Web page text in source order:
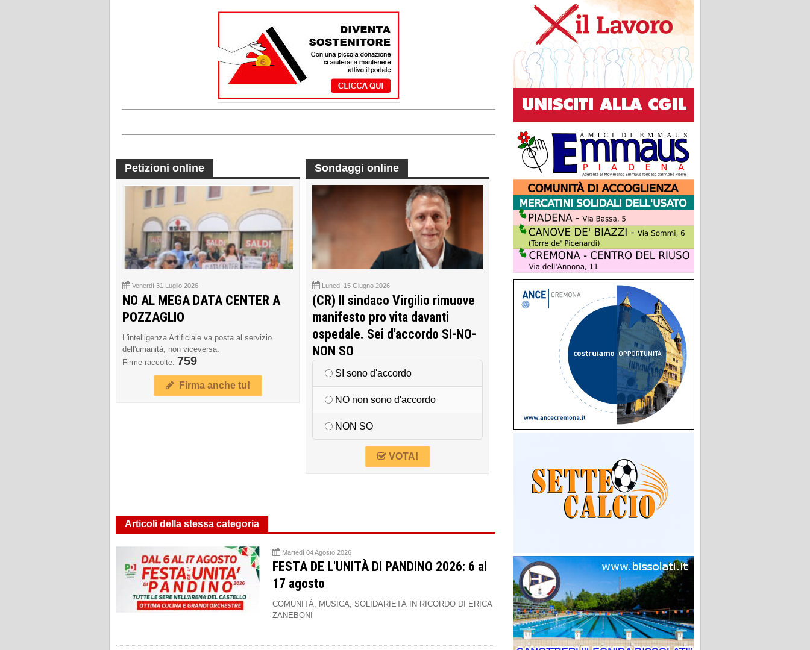
Petizioni online
Venerdì 31 Luglio 2026
NO AL MEGA DATA CENTER A
POZZAGLIO
L'intelligenza Artificiale va posta al servizio
dell'umanità, non viceversa.
Firme raccolte: 759
Firma anche tu!
Sondaggi online
Lunedì 15 Giugno 2026
(CR) Il sindaco Virgilio rimuove
manifesto pro vita davanti
ospedale. Sei d'accordo SI-NO-
NON SO
SI sono d'accordo
NO non sono d'accordo
NON SO
VOTA!
Articoli della stessa categoria
Martedì 04 Agosto 2026
FESTA DE L'UNITÀ DI PANDINO 2026: 6 al
17 agosto
COMUNITÀ, MUSICA, SOLIDARIETÀ IN RICORDO DI ERICA
ZANEBONI